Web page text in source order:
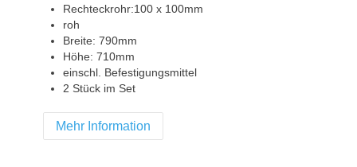
Rechteckrohr:100 x 100mm
roh
Breite: 790mm
Höhe: 710mm
einschl. Befestigungsmittel
2 Stück im Set
Mehr Information